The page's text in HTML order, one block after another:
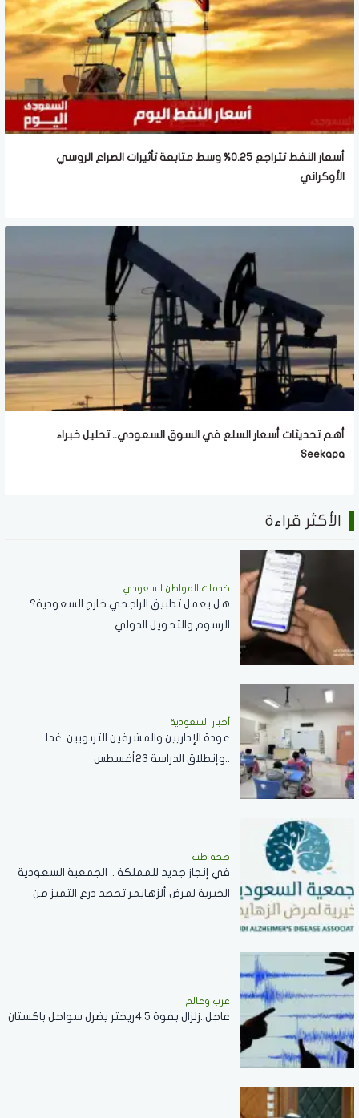
أسعار النفط تتراجع 0.25% وسط متابعة تأثيرات الصراع الروسي
الأوكراني
أهم تحديثات أسعار السلع في السوق السعودي.. تحليل خبراء
Seekapa
الأكثر قراءة
خدمات المواطن السعودي
هل يعمل تطبيق الراجحي خارج السعودية؟
الرسوم والتحويل الدولي
أخبار السعودية
عودة الإداريين والمشرفين التربويين..غدا
..وإنطلاق الدراسة 23أغسطس
صحة طب
في إنجاز جديد للمملكة .. الجمعية السعودية
الخيرية لمرض ألزهايمر تحصد درع التميز من
عرب وعالم
عاجل..زلزال بفوة 4.5ريختر يضرل سواحل باكستان